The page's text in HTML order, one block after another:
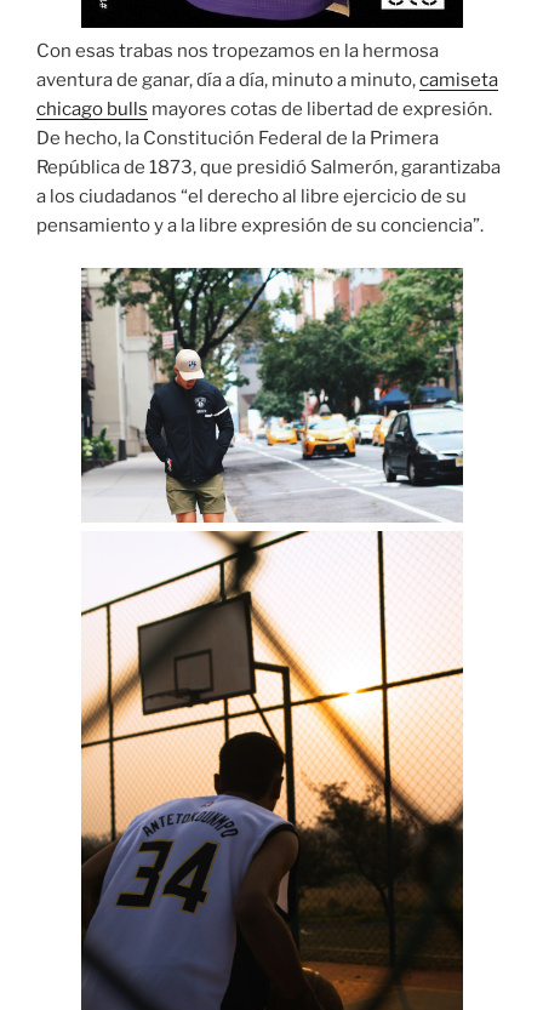
Con esas trabas nos tropezamos en la hermosa
aventura de ganar, día a día, minuto a minuto,camiseta
chicago bulls mayores cotas de libertad de expresión.
De hecho, la Constitución Federal de la Primera
República de 1873, que presidió Salmerón, garantizaba
a los ciudadanos “el derecho al libre ejercicio de su
pensamiento y a la libre expresión de su conciencia”.